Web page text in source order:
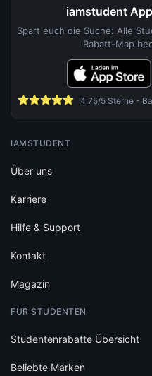
iamstudent
Spart euch die Suche: Alle
Rabatt-Map
4,75/5 Sterne -
IAMSTUDENT
Über uns
Karriere
Hilfe & Support
Kontakt
Magazin
FÜR STUDENTEN
Studentenrabatte Übersicht
Beliebte Marken